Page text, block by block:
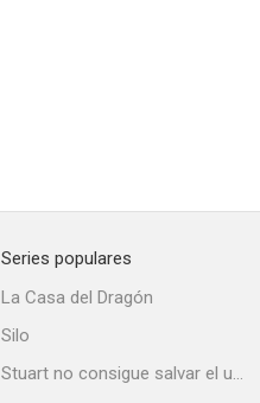
Series populares
La Casa del Dragón
Silo
Stuart no consigue salvar el universo